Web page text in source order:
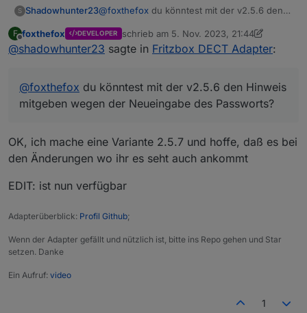
S Shadowhunter23@foxthefox du könntest mit der v2.5.6 den
des Passworts?
F
Offline
foxthefox DEVELOPER schrieb am 5. Nov. 2023, 21:44
zuletzt editiert von foxthefox11. Mai 2023,
@shadowhunter23 sagte in Fritzbox DECT Adapter:
@foxthefox du könntest mit der v2.5.6 den Hinweis
mitgeben wegen der Neueingabe des Passworts?
OK, ich mache eine Variante 2.5.7 und hoffe, daß es bei
den Änderungen wo ihr es seht auch ankommt
EDIT: ist nun verfügbar
Adapterüberblick: Profil Github;
Wenn der Adapter gefällt und nützlich ist, bitte ins Repo gehen und Star
setzen. Danke
Ein Aufruf: video
1